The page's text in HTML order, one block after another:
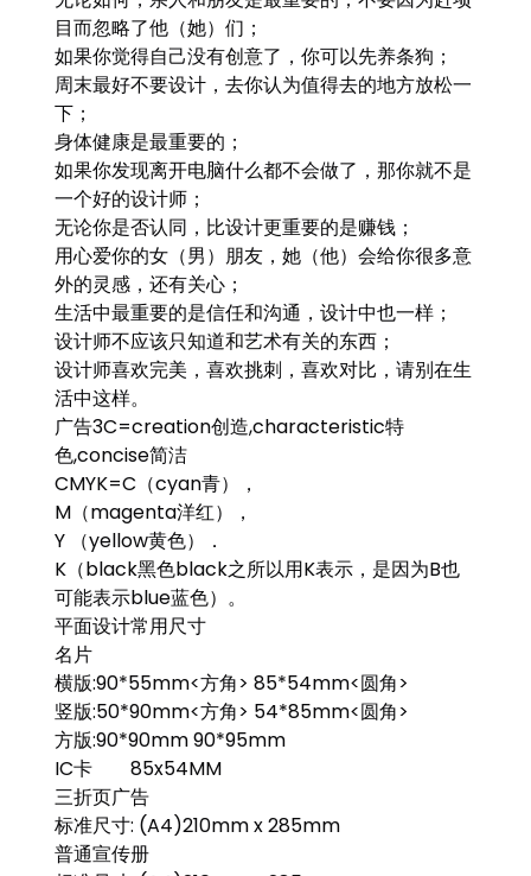
目而忽略了他（她）们；
如果你觉得自己没有创意了，你可以先养条狗；
周末最好不要设计，去你认为值得去的地方放松一
下；
身体健康是最重要的；
如果你发现离开电脑什么都不会做了，那你就不是
一个好的设计师；
无论你是否认同，比设计更重要的是赚钱；
用心爱你的女（男）朋友，她（他）会给你很多意
外的灵感，还有关心；
生活中最重要的是信任和沟通，设计中也一样；
设计师不应该只知道和艺术有关的东西；
设计师喜欢完美，喜欢挑刺，喜欢对比，请别在生
活中这样。
广告3C=creation创造,characteristic特
色,concise简洁
CMYK=C（cyan青），
M（magenta洋红），
Y （yellow黄色）．
K（black黑色black之所以用K表示，是因为B也
可能表示blue蓝色）。
平面设计常用尺寸
名片
横版:90*55mm<方角> 85*54mm<圆角>
竖版:50*90mm<方角> 54*85mm<圆角>
方版:90*90mm 90*95mm
IC卡 85x54MM
三折页广告
标准尺寸: (A4)210mm x 285mm
普通宣传册